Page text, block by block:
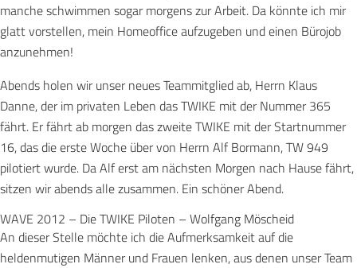
manche schwimmen sogar morgens zur Arbeit. Da könnte ich mir
glatt vorstellen, mein Homeoffice aufzugeben und einen Bürojob
anzunehmen!
Abends holen wir unser neues Teammitglied ab, Herrn Klaus
Danne, der im privaten Leben das TWIKE mit der Nummer 365
fährt. Er fährt ab morgen das zweite TWIKE mit der Startnummer
16, das die erste Woche über von Herrn Alf Bormann, TW 949
pilotiert wurde. Da Alf erst am nächsten Morgen nach Hause fährt,
sitzen wir abends alle zusammen. Ein schöner Abend.
WAVE 2012 – Die TWIKE Piloten – Wolfgang Möscheid
An dieser Stelle möchte ich die Aufmerksamkeit auf die
heldenmutigen Männer und Frauen lenken, aus denen unser Team